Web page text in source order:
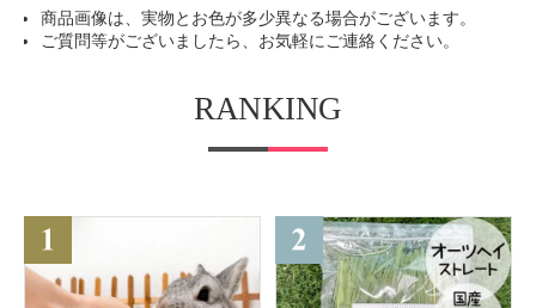
商品画像は、実物とお色が多少異なる場合がございます。
ご質問等がございましたら、お気軽にご連絡ください。
RANKING